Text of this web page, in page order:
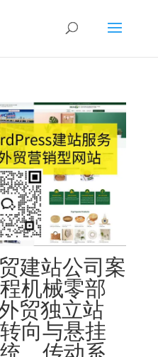
建站公司案
机械零部
贸独立站
向与悬挂
、传动系